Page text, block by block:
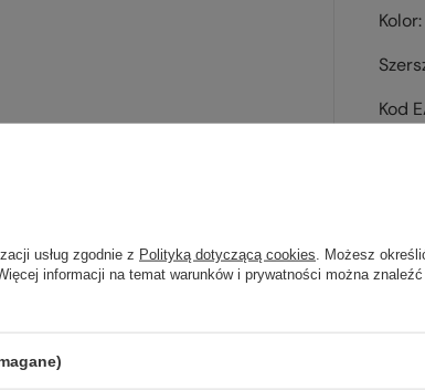
Kolor
Kod
na
usług zgodnie z Polityką dotyczącą cookies . Możesz
informacji na temat warunków i prywatności można